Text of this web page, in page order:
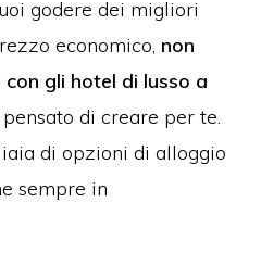
godere dei migliori
economico, non
gli hotel di lusso a
di creare per te.
di opzioni di alloggio
sempre in